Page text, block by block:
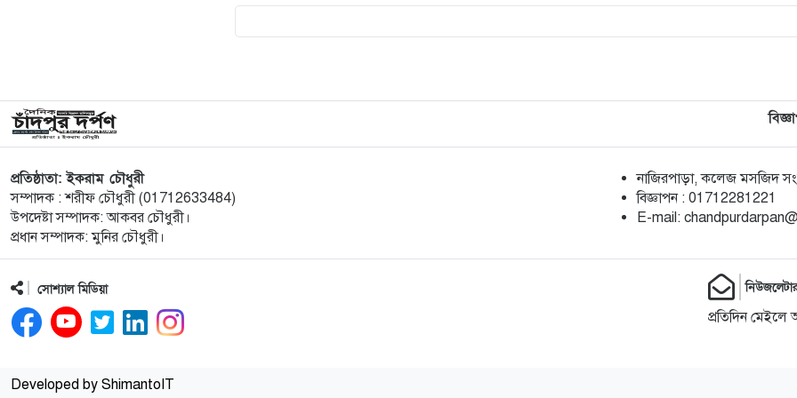
প্রতিষ্ঠাতা: ইকরাম চৌধুরী
সম্পাদক : শরীফ চৌধুরী (01712633484)
উপদেষ্টা সম্পাদক: আকবর চৌধুরী।
প্রধান সম্পাদক: মুনির চৌধুরী।
নাজিরপাড়া, কলেজ মসজিদ
‎বিজ্ঞাপন : 01712281221
‎E-mail:
সোশ্যাল মিডিয়া
প্রতিদিন
Developed by ShimantoIT